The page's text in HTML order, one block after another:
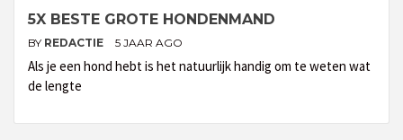
5X BESTE GROTE HONDENMAND
BY REDACTIE 5 JAAR AGO
Als je een hond hebt is het natuurlijk handig om te weten wat
de lengte